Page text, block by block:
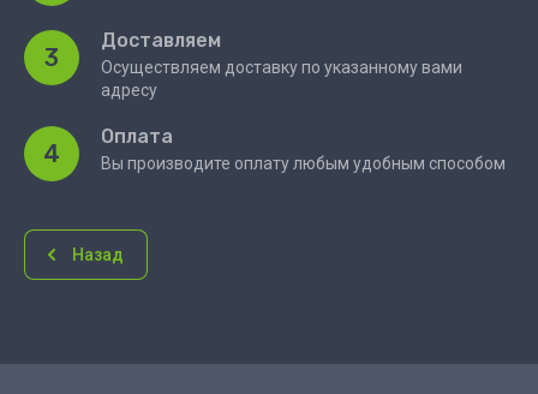
3
Доставляем
Осуществляем доставку по указанному вами
адресу
4
Оплата
Вы производите оплату любым удобным способом
Назад